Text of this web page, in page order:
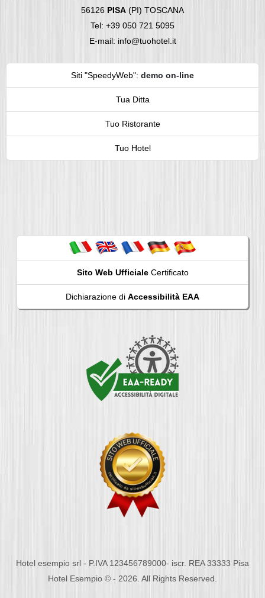
56126 PISA (PI) TOSCANA
Tel: +39 050 721 5095
E-mail: info@tuohotel.it
Siti "SpeedyWeb": demo on-line
Tua Ditta
Tuo Ristorante
Tuo Hotel
Sito Web UfficialeCertificato
Dichiarazione di Accessibilità EAA
Hotel esempio srl - P.IVA 123456789000- iscr. REA 33333 Pisa
Hotel Esempio © - 2026. All Rights Reserved.